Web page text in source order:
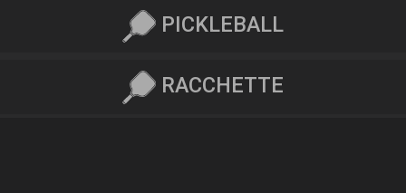
PICKLEBALL
RACCHETTE